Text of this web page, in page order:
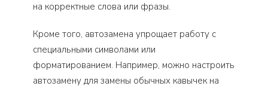
на корректные слова или фразы.
Кроме того, автозамена упрощает работу с
специальными символами или
форматированием. Например, можно настроить
автозамену для замены обычных кавычек на